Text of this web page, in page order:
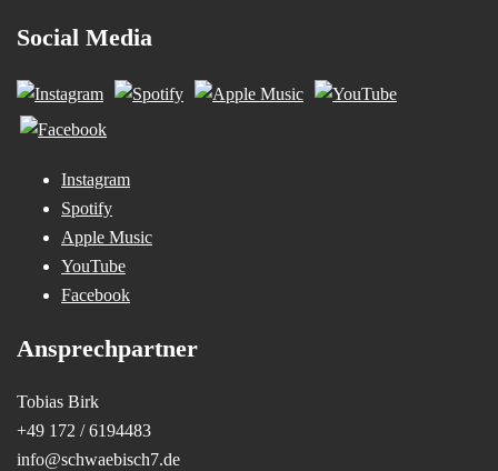
Social Media
Instagram
Spotify
Apple Music
YouTube
Facebook
Ansprechpartner
Tobias Birk
+49 172 / 6194483
info@schwaebisch7.de